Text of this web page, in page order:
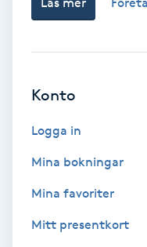
Face framing
Faceliftmassage
Fettreducering
Konto
Logga in
Mina bokningar
Mina favoriter
Mitt presentkort